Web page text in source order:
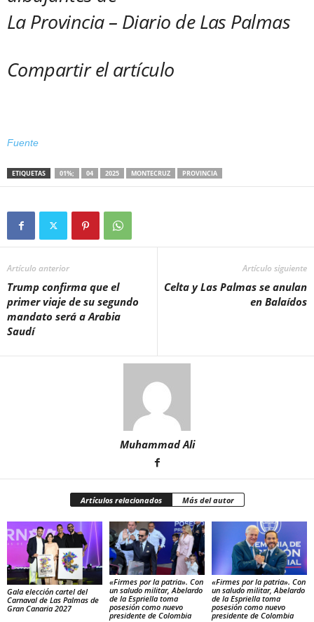
La Provincia – Diario de Las Palmas
Compartir el artículo
Fuente
ETIQUETAS 01%; 04 2025 MONTECRUZ PROVINCIA
Artículo anterior
Trump confirma que el
primer viaje de su segundo
mandato será a Arabia
Saudí
Artículo siguiente
Celta y Las Palmas se anulan
en Balaídos
Muhammad Ali
Artículos relacionados Más del autor
Gala elección cartel del
Carnaval de Las Palmas de
Gran Canaria 2027
«Firmes por la patria». Con
un saludo militar, Abelardo
de la Espriella toma
posesión como nuevo
presidente de Colombia
«Firmes por la patria». Con
un saludo militar, Abelardo
de la Espriella toma
posesión como nuevo
presidente de Colombia